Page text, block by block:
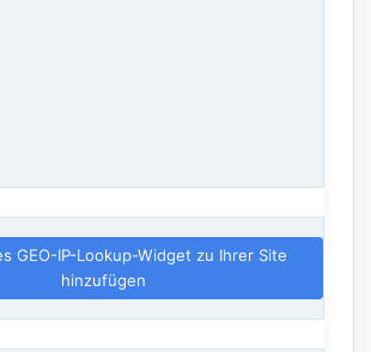
GEO-IP-Lookup-Widget zu Ihrer Site
hinzufügen